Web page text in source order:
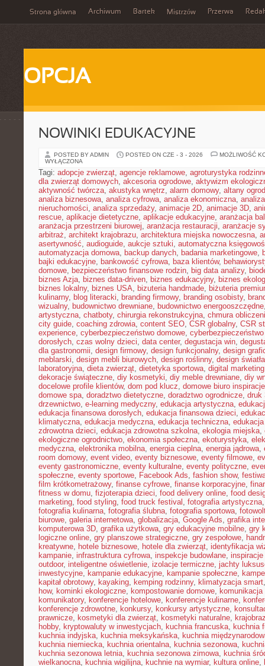
Strona główna Archiwum Bartek Mistrzów Przerwa
OPCJA
NOWINKI EDUKACYJNE
POSTED BY ADMIN POSTED ON CZE - 3 - 2026
MOŻLIWOŚĆ
WYŁĄCZONA
Tagi: adopcje zwierząt, agencje reklamowe, agroturystyka
dla zwierząt domowych, akcesoria ogrodowe, aktywizm
aktywność twórcza, akustyka wnętrz, alarm domowy, altany
analiza biznesowa, analiza cyfrowa, analiza ekonomiczna,
nieruchomości, analiza sprzedaży, animacje 2D, animacje 3D,
rescue, aplikacje dietetyczne, aplikacje edukacyjne, aranżacja
aranżacja przestrzeni biurowej, aranżacja restauracji, aranżacje
arbitraż, architekt krajobrazu, architektura miejska nowoczesna,
asertywność, audioguide, aukcje sztuki, automatyczna
automatyzacja domowa, backup danych, badania marketingowe,
bajki edukacyjne, bankowość cyfrowa, baza klientów,
domowe, bezpieczeństwo finansowe rodzin, big data analizy,
biznes Azja, biznes data-driven, biznes edukacyjny, biznes
biznes lokalny, biznes USA, bizuteria handmade, biżuteria
kulinarny, blog literacki, branding firmowy, branding osobisty,
wizualny, budownictwo drewniane, budownictwo energooszczędne
artystyczna, chatboty, chirurgia rekonstrukcyjna, chmura
city guide, coaching zdrowia, content SEO, CSR globalny, CSR
experience, cyberbezpieczeństwo domowe,
dorosłych, czas wolny dzieci, data center, degustacja win,
dla gastronomii, design firmowy, design funkcjonalny, design
meblarski, design mebli biurowych, design roślinny, design światła
laboratoryjna, dieta zwierząt, dietetyka sportowa, digital marketing
dekoracje świąteczne, diy kosmetyki, diy meble drewniane, diy
docelowe profile klientów, dom pod klucz, domowe biuro inspiracje
domowe spa, doradztwo dietetyczne, doradztwo ogrodnicze, druk
drzewnictwo, e-learning medyczny, edukacja artystyczna,
edukacja finansowa dorosłych, edukacja finansowa dzieci,
klimatyczna, edukacja medyczna, edukacja techniczna,
zdrowotna dzieci, edukacja zdrowotna szkolna, ekologia miejska,
ekologiczne ogrodnictwo, ekonomia społeczna, ekoturystyka,
medyczna, elektronika mobilna, energia cieplna, energia jądrowa,
room domowy, event video, eventy biznesowe, eventy filmowe,
eventy gastronomiczne, eventy kulturalne, eventy polityczne,
społeczne, eventy sportowe, Facebook Ads, fashion show,
film krótkometrażowy, finanse cyfrowe, finanse korporacyjne,
fitness w domu, fizjoterapia dzieci, food delivery online, food
marketing, food styling, food truck festival , fotografia artystyczna
fotografia kulinarna, fotografia ślubna, fotografia sportowa,
biurowe, galeria internetowa, globalizacja, Google Ads, grafika
komputerowa 3D, grafika użytkowa, gry edukacyjne mobilne, gry
logiczne online, gry planszowe strategiczne, gry zespołowe,
kreatywne, hotele biznesowe, hotele dla zwierząt, identyfikacja
kampanie, infrastruktura cyfrowa, inspekcje budowlane,
outdoor, inteligentne oświetlenie, izolacje termiczne, jachty
inwestycyjne, kampanie edukacyjne, kampanie społeczne,
kapitał obrotowy, kayaking, kemping rodzinny, klimatyzacja smart
how, kominki ekologiczne, kompostowanie domowe, komunikacja
komunikatory, konferencje hotelowe, konferencje kulinarne,
konferencje zdrowotne, konkursy, konkursy artystyczne,
prawnicze, kosmetyki dla zwierząt, kosmetyki naturalne,
hobby, kryptowaluty w inwestycjach, kuchnia francuska, kuchnia
kuchnia indyjska, kuchnia meksykańska, kuchnia
kuchnia niemiecka, kuchnia orientalna, kuchnia sezonowa,
kuchnia sezonowa letnia, kuchnia sezonowa zimowa, kuchnia
wielkanocna, kuchnia wigilijna, kuchnie na wymiar, kultura online,